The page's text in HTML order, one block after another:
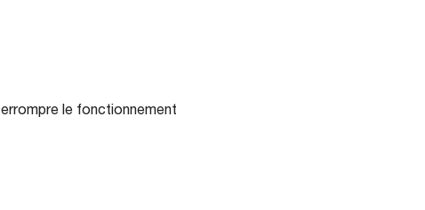
le fonctionnement